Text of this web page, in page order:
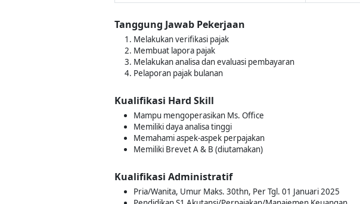
Tanggung Jawab Pekerjaan
Melakukan verifikasi pajak
Membuat lapora pajak
Melakukan analisa dan evaluasi pembayaran
Pelaporan pajak bulanan
Kualifikasi Hard Skill
Mampu mengoperasikan Ms. Office
Memiliki daya analisa tinggi
Memahami aspek-aspek perpajakan
Memiliki Brevet A & B (diutamakan)
Kualifikasi Administratif
Pria/Wanita, Umur Maks. 30thn, Per Tgl. 01 Januari 2025